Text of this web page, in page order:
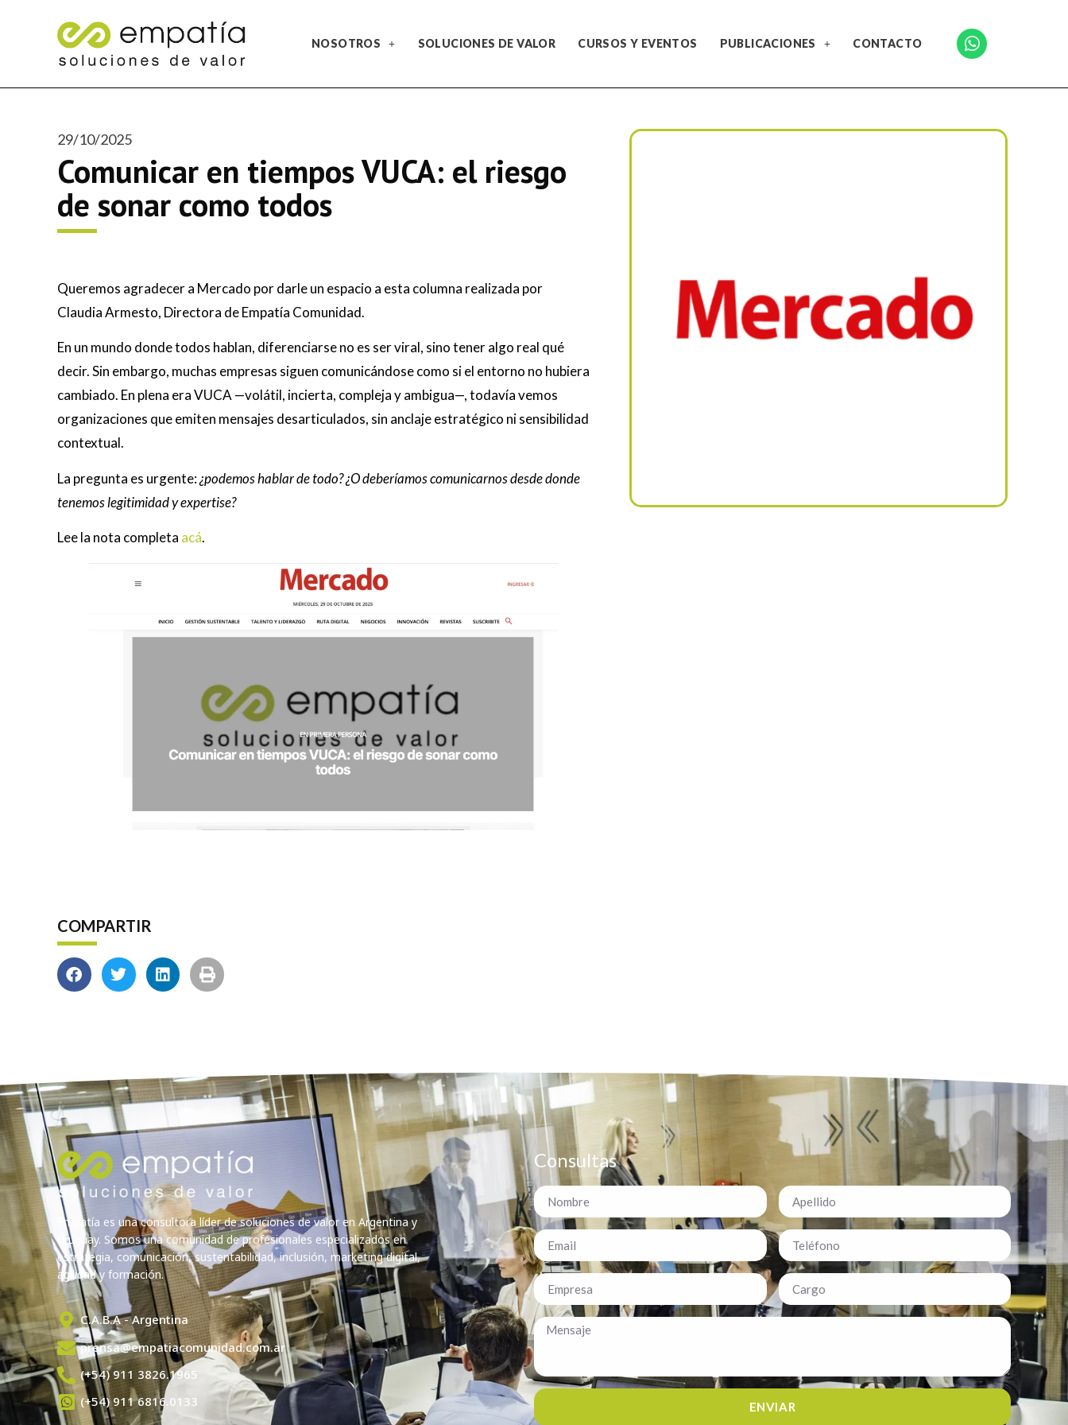
NOSOTROS SOLUCIONES DE VALOR CURSOS Y EVENTOS PUBLICACIONES CONTACTO
29/10/2025
Comunicar en tiempos VUCA: el riesgo
de sonar como todos
Queremos agradecer a Mercado por darle un espacio a esta columna realizada por
Claudia Armesto, Directora de Empatía Comunidad.
En un mundo donde todos hablan, diferenciarse no es ser viral, sino tener algo real qué
decir. Sin embargo, muchas empresas siguen comunicándose como si el entorno no hubiera
cambiado. En plena era VUCA —volátil, incierta, compleja y ambigua—, todavía vemos
organizaciones que emiten mensajes desarticulados, sin anclaje estratégico ni sensibilidad
contextual.
La pregunta es urgente:¿podemos hablar de todo? ¿O deberíamos comunicarnos desde donde
tenemos legitimidad y expertise?
Lee la nota completa acá.
COMPARTIR
Empatía es una consultora líder de soluciones de valor en Argentina y
Uruguay. Somos una comunidad de profesionales especializados en
estrategia, comunicación, sustentabilidad, inclusión, marketing digital,
agilidad y formación.
C.A.B.A - Argentina
prensa@empatiacomunidad.com.ar
(+54) 911 3826.1965
(+54) 911 6816.0133
Consultas
ENVIAR